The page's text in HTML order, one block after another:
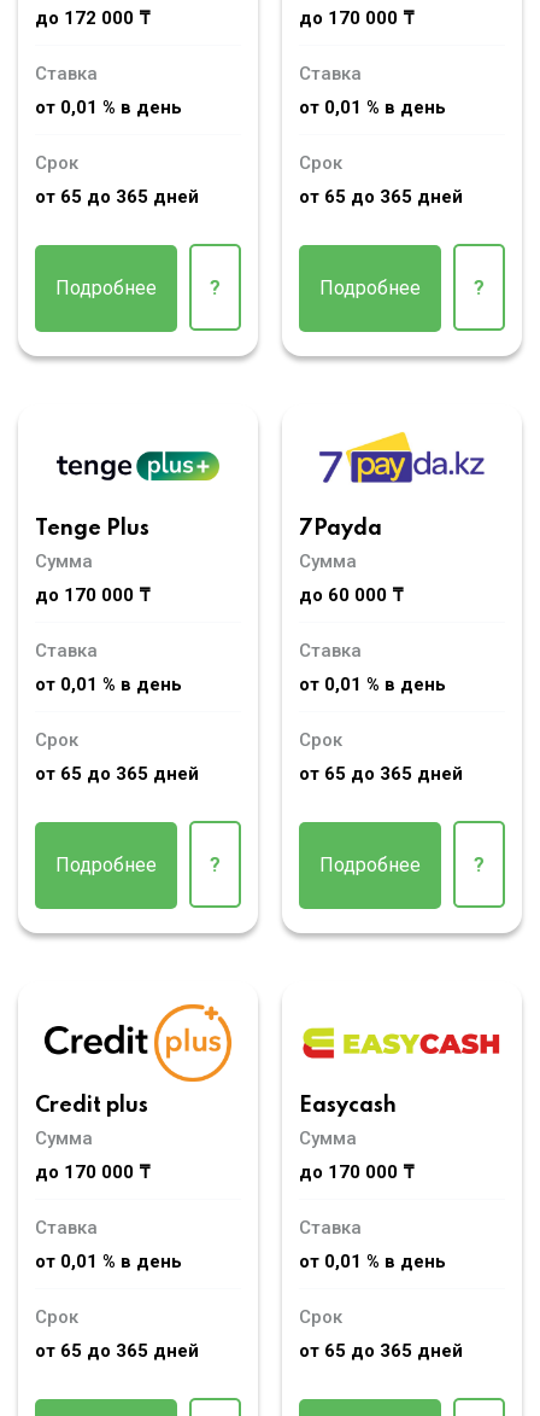
до 172 000 ₸
Ставка
от 0,01 % в день
Срок
от 65 до 365 дней
Подробнее ?
до 170 000 ₸
Ставка
от 0,01 % в день
Срок
от 65 до 365 дней
Подробнее ?
Tenge Plus
Сумма
до 170 000 ₸
Ставка
от 0,01 % в день
Срок
от 65 до 365 дней
Подробнее ?
7Payda
Сумма
до 60 000 ₸
Ставка
от 0,01 % в день
Срок
от 65 до 365 дней
Подробнее ?
Credit plus
Сумма
до 170 000 ₸
Ставка
от 0,01 % в день
Срок
от 65 до 365 дней
Easycash
Сумма
до 170 000 ₸
Ставка
от 0,01 % в день
Срок
от 65 до 365 дней